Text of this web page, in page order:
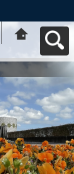
ー ざまっとへ